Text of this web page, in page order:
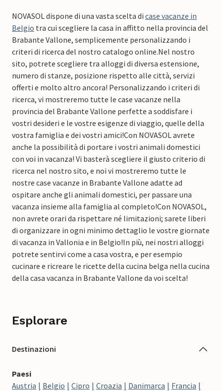
NOVASOL dispone di una vasta scelta di case vacanze in
Belgio tra cui scegliere la casa in affitto nella provincia del
Brabante Vallone, semplicemente personalizzando i
criteri di ricerca del nostro catalogo online.Nel nostro
sito, potrete scegliere tra alloggi di diversa estensione,
numero di stanze, posizione rispetto alle città, servizi
offerti e molto altro ancora! Personalizzando i criteri di
ricerca, vi mostreremo tutte le case vacanze nella
provincia del Brabante Vallone perfette a soddisfare i
vostri desideri e le vostre esigenze di viaggio, quelle della
vostra famiglia e dei vostri amici!Con NOVASOL avrete
anche la possibilità di portare i vostri animali domestici
con voi in vacanza! Vi basterà scegliere il giusto criterio di
ricerca nel nostro sito, e noi vi mostreremo tutte le
nostre case vacanze in Brabante Vallone adatte ad
ospitare anche gli animali domestici, per passare una
vacanza insieme alla famiglia al completo!Con NOVASOL,
non avrete orari da rispettare né limitazioni; sarete liberi
di organizzare in ogni minimo dettaglio le vostre giornate
di vacanza in Vallonia e in Belgio!In più, nei nostri alloggi
potrete sentirvi come a casa vostra, e per esempio
cucinare e ricreare le ricette della cucina belga nella cucina
della casa vacanza in Brabante Vallone da voi scelta!
Esplorare
Destinazioni
Paesi
Austria
Belgio Cipro Croazia Danimarca
Francia